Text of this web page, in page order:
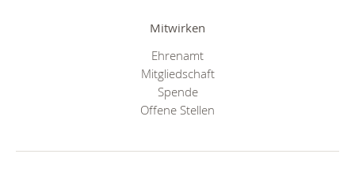
Mitwirken
Ehrenamt
Mitgliedschaft
Spende
Offene Stellen